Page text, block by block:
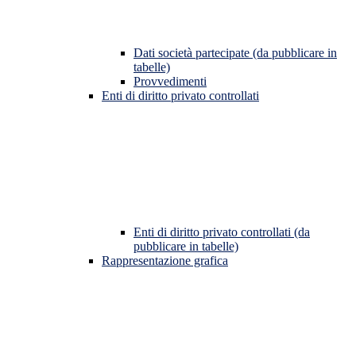
Dati società partecipate (da pubblicare in
tabelle)
Provvedimenti
Enti di diritto privato controllati
Enti di diritto privato controllati (da
pubblicare in tabelle)
Rappresentazione grafica